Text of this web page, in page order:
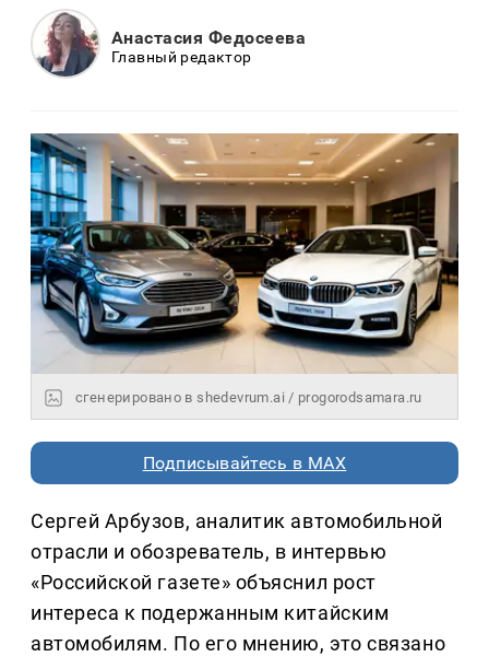
Анастасия Федосеева
Главный редактор
сгенерировано в shedevrum.ai / progorodsamara.ru
Подписывайтесь в MAX
Сергей Арбузов, аналитик автомобильной
отрасли и обозреватель, в интервью
«Российской газете» объяснил рост
интереса к подержанным китайским
автомобилям. По его мнению, это связано